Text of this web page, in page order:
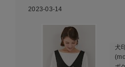
2023-03-14
犬